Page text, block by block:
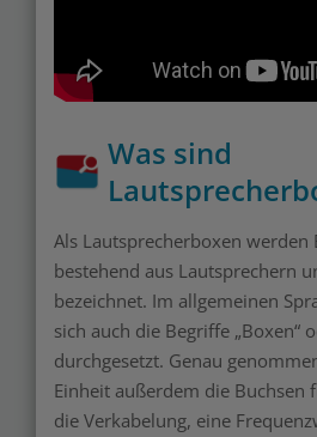
Was sind
Als Lautsprecherboxen werden
bestehend aus Lautsprechern
bezeichnet. Im allgemeinen
sich auch die Begriffe „Boxen“
durchgesetzt. Genau
Einheit außerdem die Buchsen
die Verkabelung, eine